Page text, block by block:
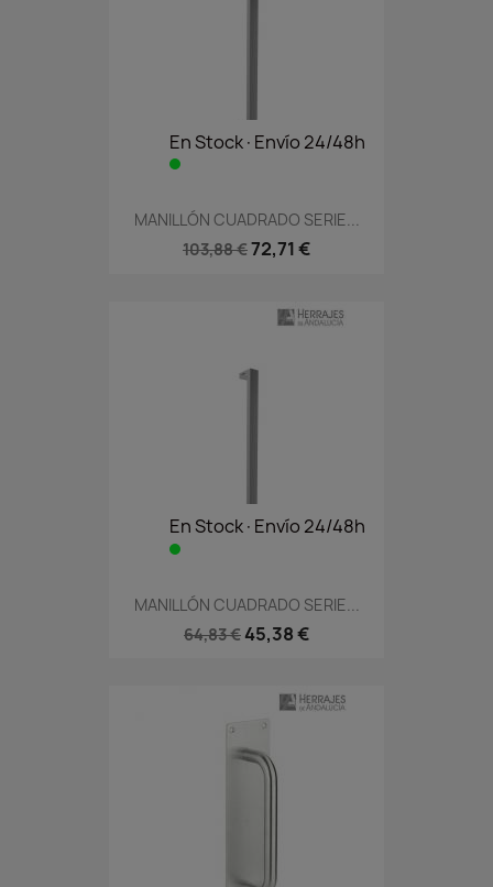
En Stock·Envío 24/48h
MANILLÓN CUADRADO SERIE...
103,88 €72,71 €
En Stock·Envío 24/48h
MANILLÓN CUADRADO SERIE...
64,83 € 45,38 €